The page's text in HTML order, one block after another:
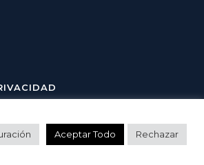
Aceptar Todo Rechazar